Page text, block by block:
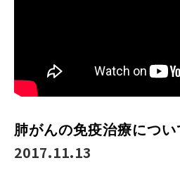
肺がんの免疫治療につ
2017.11.13